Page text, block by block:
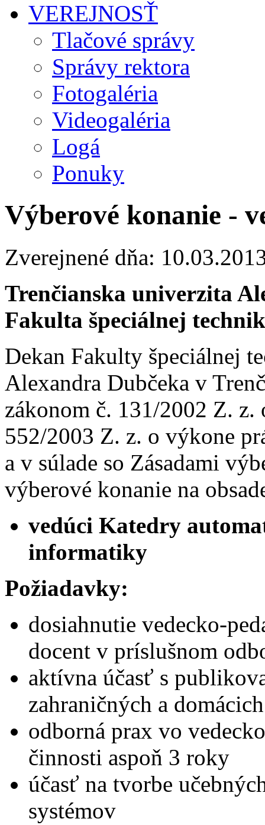
VEREJNOSŤ
Tlačové správy
Správy rektora
Fotogaléria
Videogaléria
Logá
Ponuky
Výberové konanie -
Zverejnené dňa:
Trenčianska univerzita
Fakulta špeciálnej
Dekan Fakulty špeciálnej
Alexandra Dubčeka v
zákonom č. 131/2002 Z.
552/2003 Z. z. o výkone
a v súlade so Zásadami
výberové konanie na
vedúci Katedry
informatiky
Požiadavky:
dosiahnutie vedecko-
docent v príslušnom
aktívna účasť s
zahraničných a
odborná prax vo
činnosti aspoň 3 roky
účasť na tvorbe
systémov